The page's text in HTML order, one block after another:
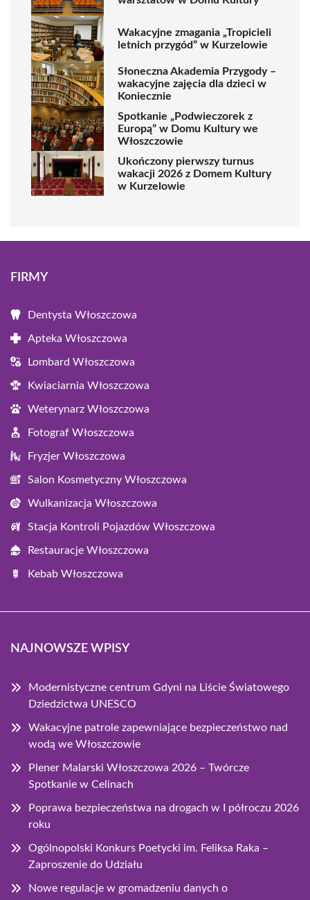
Wakacyjne zmagania „Tropicieli
letnich przygód” w Kurzelowie
Słoneczna Akademia Przygody –
wakacyjne zajęcia dla dzieci w
Koniecznie
Spotkanie „Podwieczorek z
Europą” w Domu Kultury we
Włoszczowie
Ukończony pierwszy turnus
wakacji 2026 z Domem Kultury
w Kurzelowie
FIRMY
Dentysta Włoszczowa
Apteka Włoszczowa
Lombard Włoszczowa
Kwiaciarnia Włoszczowa
Weterynarz Włoszczowa
Fotograf Włoszczowa
Fryzjer Włoszczowa
Salon Kosmetyczny Włoszczowa
Wulkanizacja Włoszczowa
Stacja Kontroli Pojazdów Włoszczowa
Restauracje Włoszczowa
Kebab Włoszczowa
NAJNOWSZE WPISY
Modernistyczne centrum Gdyni na Liście Światowego
Dziedzictwa UNESCO
Wakacyjne patrole zapewniające bezpieczeństwo nad
wodą we Włoszczowie
Plener Malarski Włoszczowa 2026 – Twórcze
Spotkanie w Celinach
Poprawa bezpieczeństwa na drogach w I półroczu 2026
roku
Ogólnopolski Konkurs Poetycki im. Feliksa Raka –
Zaproszenie do Udziału
Nowe regulacje w gromadzeniu danych o